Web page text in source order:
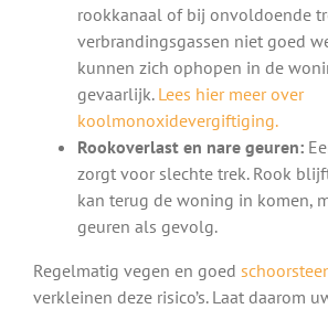
rookkanaal of bij onvoldoende
verbrandingsgassen niet goed
kunnen zich ophopen in de
gevaarlijk. Lees hier meer over
koolmonoxidevergiftiging.
Rookoverlast en nare geuren:
zorgt voor slechte trek. Rook
kan terug de woning in komen,
geuren als gevolg.
Regelmatig vegen en goed
verkleinen deze risico’s. Laat daarom